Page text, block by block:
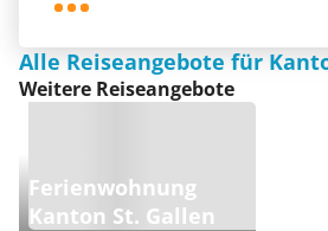
Alle Reiseangebote für
Weitere Reiseangebote
Ferienwohnung
Kanton St. Gallen